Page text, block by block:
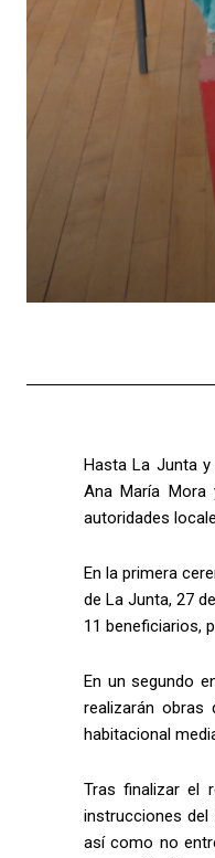
Hasta La Junta
Ana María Mora
autoridades
En la primera
de La Junta, 27
11 beneficiarios,
En un segundo
realizarán
habitacional
Tras finalizar el
instrucciones del
así como no